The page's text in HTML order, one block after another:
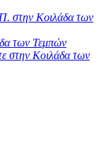
στην Κοιλάδα των
των Τεμπών
στην Κοιλάδα των